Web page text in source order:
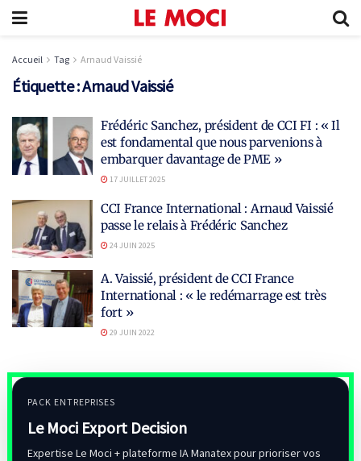
Accueil Tag Arnaud Vaissié
Étiquette :Arnaud Vaissié
Frédéric Sanchez, président de CCI FI : « Il
est fondamental que nous parvenions à
embarquer davantage de PME »
17 JUILLET 2025
CCI France International : Arnaud Vaissié
passe le relais à Frédéric Sanchez
24 JUIN 2025
A. Vaissié, président de CCI France
International : « le redémarrage est très
fort »
29 JUIN 2022
PACK ENTREPRISES
Le Moci Export Decision
Expertise Le Moci + plateforme IA Manatex pour prioriser vos